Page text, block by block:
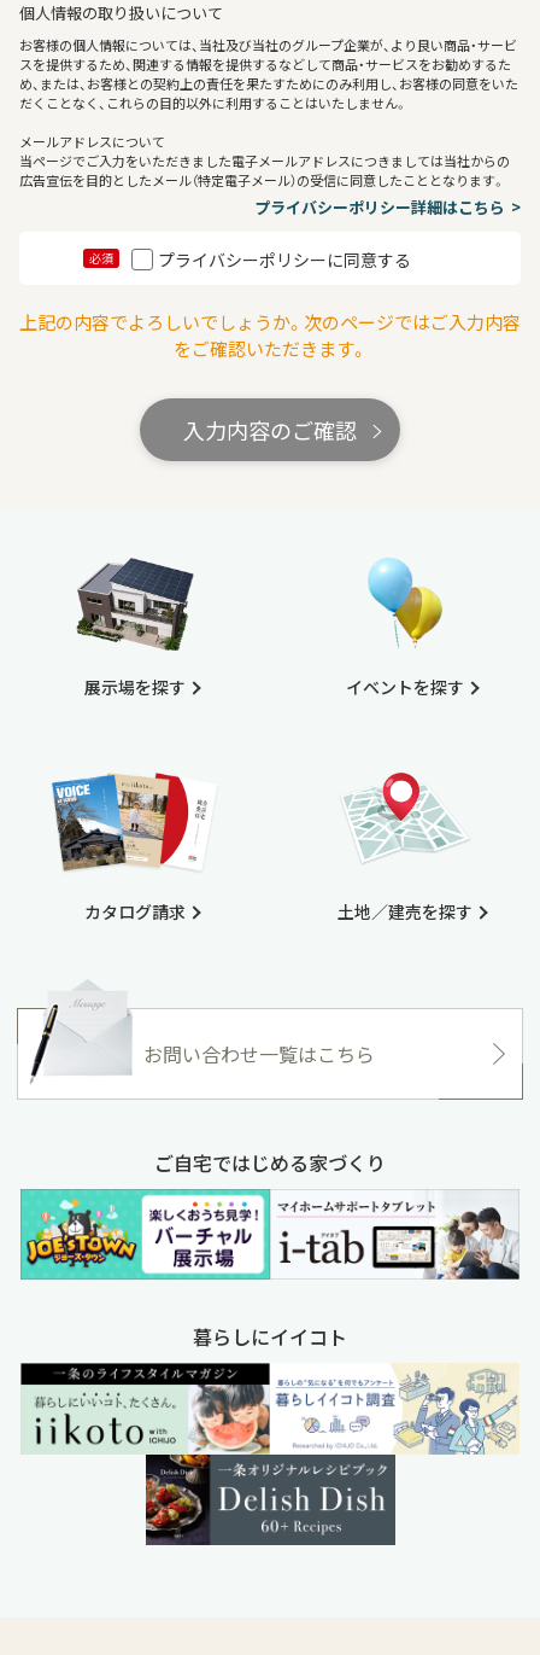
個人情報の取り扱いについて
お客様の個人情報については、当社及び当社のグループ企業が、より良い商品・サービ
スを提供するため、関連する情報を提供するなどして商品・サービスをお勧めするた
め、または、お客様との契約上の責任を果たすためにのみ利用し、お客様の同意をいた
だくことなく、これらの目的以外に利用することはいたしません。
メールアドレスについて
当ページでご入力をいただきました電子メールアドレスにつきましては当社からの
広告宣伝を目的としたメール（特定電子メール）の受信に同意したこととなります。
プライバシーポリシー詳細はこちら
必須 プライバシーポリシーに同意する
上記の内容でよろしいでしょうか。次のページではご入力内容
をご確認いただきます。
入力内容のご確認
展示場を探す
カタログ請求
イベントを探す
土地／建売を探す
お問い合わせ一覧はこちら
ご自宅ではじめる家づくり
暮らしにイイコト